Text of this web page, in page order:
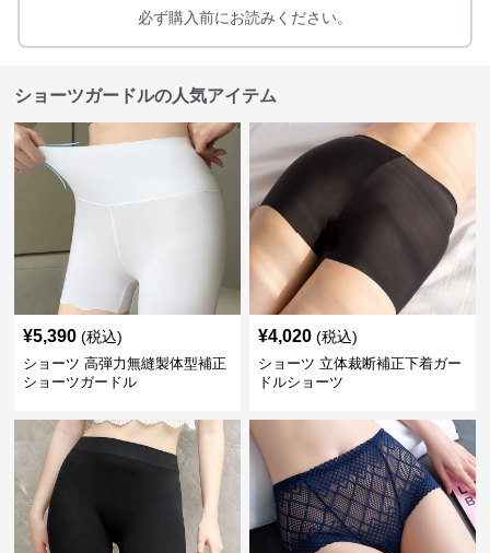
必ず購入前にお読みください。
ショーツガードルの人気アイテム
¥5,390 (税込)
ショーツ 高弾力無縫製体型補正
ショーツガードル
¥4,020 (税込)
ショーツ 立体裁断補正下着ガー
ドルショーツ